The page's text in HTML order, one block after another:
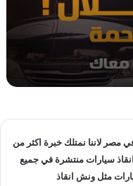
مصر لاننا نمتلك خبرة اكثر من
سياراتمنتشرة في جميع
مثل ونش انقاذ